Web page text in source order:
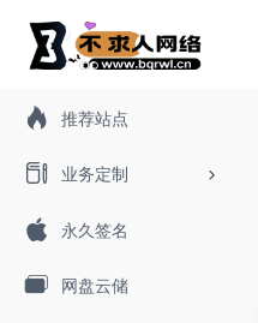
推荐站点
业务定制
永久签名
网盘云储